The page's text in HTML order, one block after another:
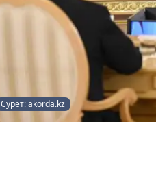
Сурет: akorda.kz